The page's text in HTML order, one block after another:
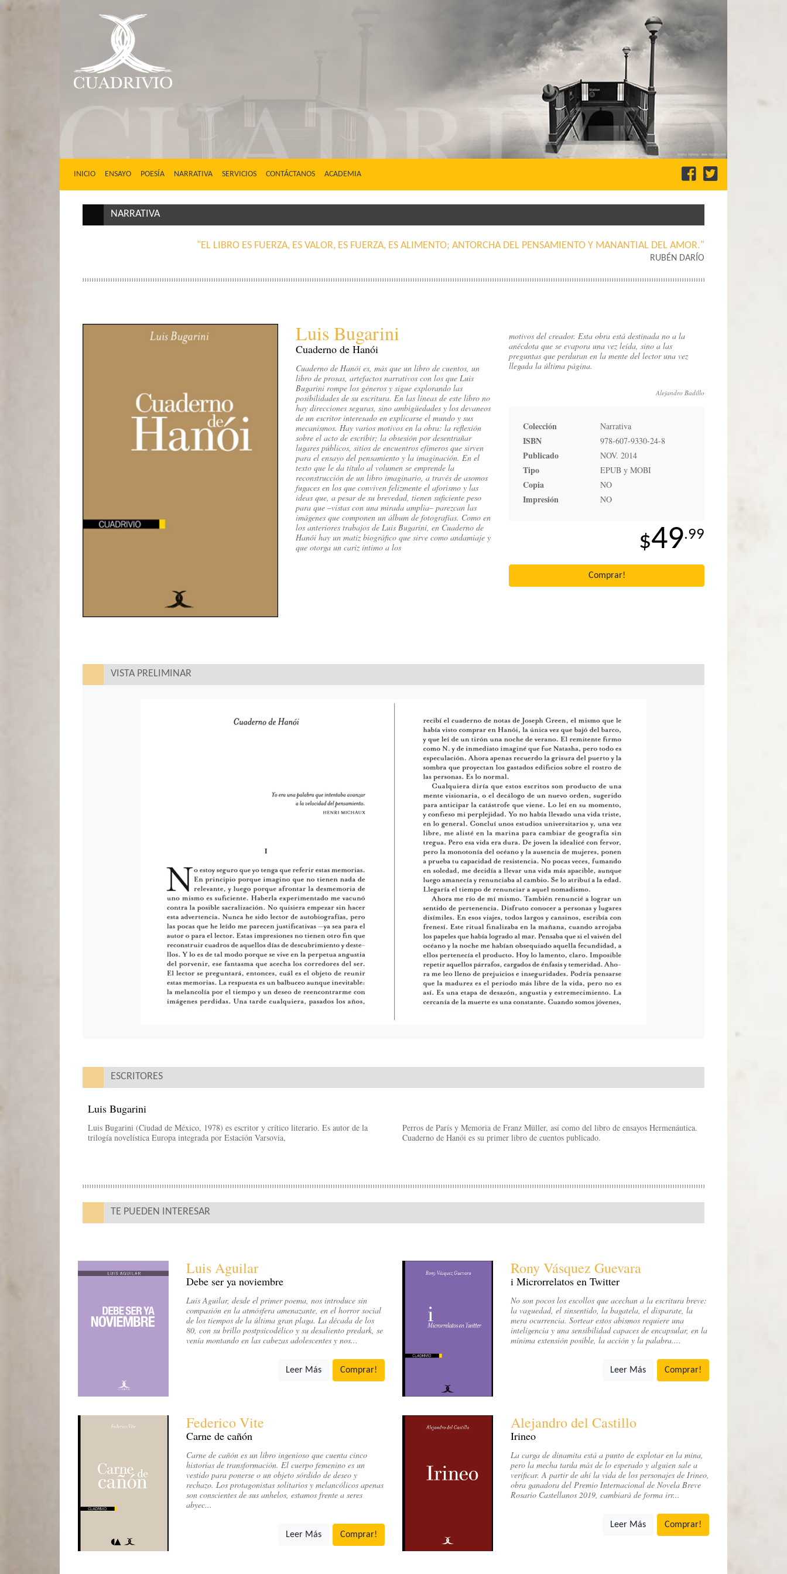
INICIO(CURRENT)
ENSAYO POESÍA NARRATIVA SERVICIOS CONTÁCTANOS ACADEMIA
NARRATIVA
"EL LIBRO ES FUERZA, ES VALOR, ES FUERZA, ES ALIMENTO; ANTORCHA DEL PENSAMIENTO Y MANANTIAL DEL AMOR."
RUBÉN DARÍO
Luis Bugarini
Cuaderno de Hanói
Cuaderno de Hanói es, más que un libro de cuentos, un
libro de prosas, artefactos narrativos con los que Luis
Bugarini rompe los géneros y sigue explorando las
posibilidades de su escritura. En las líneas de este libro no
hay direcciones seguras, sino ambigüedades y los devaneos
de un escritor interesado en explicarse el mundo y sus
mecanismos. Hay varios motivos en la obra: la reflexión
sobre el acto de escribir; la obsesión por desentrañar
lugares públicos, sitios de encuentros efímeros que sirven
para el ensayo del pensamiento y la imaginación. En el
texto que le da título al volumen se emprende la
reconstrucción de un libro imaginario, a través de asomos
fugaces en los que conviven felizmente el aforismo y las
ideas que, a pesar de su brevedad, tienen suficiente peso
para que –vistas con una mirada amplia– parezcan las
imágenes que componen un álbum de fotografías. Como en
los anteriores trabajos de Luis Bugarini, en Cuaderno de
Hanói hay un matiz biográfico que sirve como andamiaje y
que otorga un cariz íntimo a los
motivos del creador. Esta obra está destinada no a la
anécdota que se evapora una vez leída, sino a las
preguntas que perduran en la mente del lector una vez
llegada la última página.
Alejandro Badillo
Colección Narrativa
ISBN 978-607-9330-24-8
Publicado NOV. 2014
Tipo EPUB y MOBI
Copia NO
Impresión NO
$49.99
Comprar!
VISTA PRELIMINAR
ESCRITORES
Luis Bugarini
Luis Bugarini (Ciudad de México, 1978) es escritor y crítico literario. Es autor de la
trilogía novelística Europa integrada por Estación Varsovia,
Perros de París y Memoria de Franz Müller, así como del libro de ensayos Hermenáutica.
Cuaderno de Hanói es su primer libro de cuentos publicado.
TE PUEDEN INTERESAR
Luis Aguilar
Debe ser ya noviembre
Luis Aguilar, desde el primer poema, nos introduce sin
compasión en la atmósfera amenazante, en el horror social
de los tiempos de la última gran plaga. La década de los
80, con su brillo postpsicodélico y su desaliento predark, se
venía montando en las cabezas adolescentes y nos...
Leer Más Comprar!
Rony Vásquez Guevara
i Microrrelatos en Twitter
No son pocos los escollos que acechan a la escritura breve:
la vaguedad, el sinsentido, la bagatela, el disparate, la
mera ocurrencia. Sortear estos abismos requiere una
inteligencia y una sensibilidad capaces de encapsular, en la
mínima extensión posible, la acción y la palabra....
Leer Más Comprar!
Federico Vite
Carne de cañón
Carne de cañón es un libro ingenioso que cuenta cinco
historias de transformación. El cuerpo femenino es un
vestido para ponerse o un objeto sórdido de deseo y
rechazo. Los protagonistas solitarios y melancólicos apenas
son conscientes de sus anhelos, estamos frente a seres
abyec...
Leer Más Comprar!
Alejandro del Castillo
Irineo
La carga de dinamita está a punto de explotar en la mina,
pero la mecha tarda más de lo esperado y alguien sale a
verificar. A partir de ahí la vida de los personajes de Irineo,
obra ganadora del Premio Internacional de Novela Breve
Rosario Castellanos 2019, cambiará de forma irr...
Leer Más Comprar!